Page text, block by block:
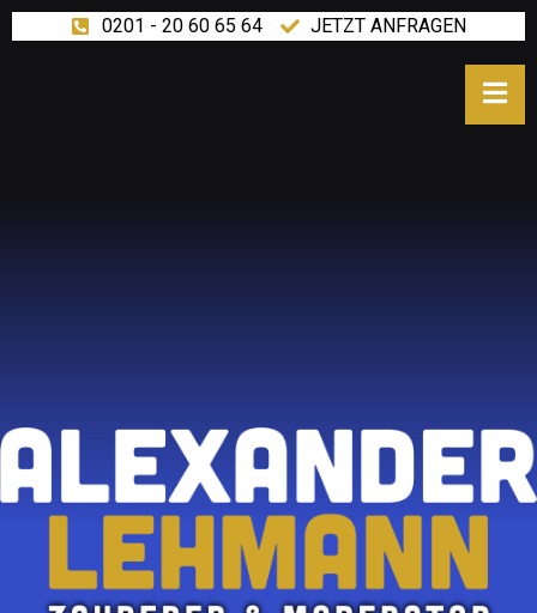
0201 - 20 60 65 64 JETZT ANFRAGEN